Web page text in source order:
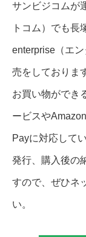
サンビジコムが
トコム）でも長
enterprise（エ
売をしておりま
お買い物ができ
ービスや
Payに対応して
発行、購入後の
すので、ぜひネ
い。